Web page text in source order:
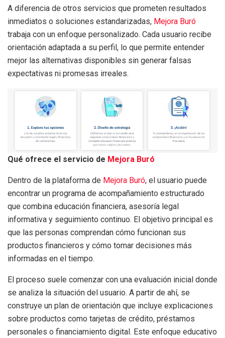
A diferencia de otros servicios que prometen resultados
inmediatos o soluciones estandarizadas, Mejora Buró
trabaja con un enfoque personalizado. Cada usuario recibe
orientación adaptada a su perfil, lo que permite entender
mejor las alternativas disponibles sin generar falsas
expectativas ni promesas irreales.
Qué ofrece el servicio de Mejora Buró
Dentro de la plataforma de Mejora Buró, el usuario puede
encontrar un programa de acompañamiento estructurado
que combina educación financiera, asesoría legal
informativa y seguimiento continuo. El objetivo principal es
que las personas comprendan cómo funcionan sus
productos financieros y cómo tomar decisiones más
informadas en el tiempo.
El proceso suele comenzar con una evaluación inicial donde
se analiza la situación del usuario. A partir de ahí, se
construye un plan de orientación que incluye explicaciones
sobre productos como tarjetas de crédito, préstamos
personales o financiamiento digital. Este enfoque educativo